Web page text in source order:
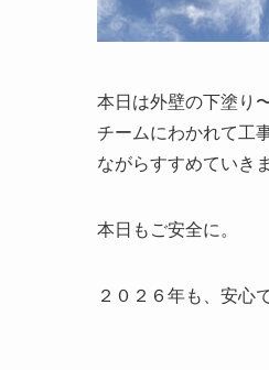
本日は外壁の下塗り
チームにわかれて工
ながらすすめていき
本日もご安全に。
２０２６年も、安心